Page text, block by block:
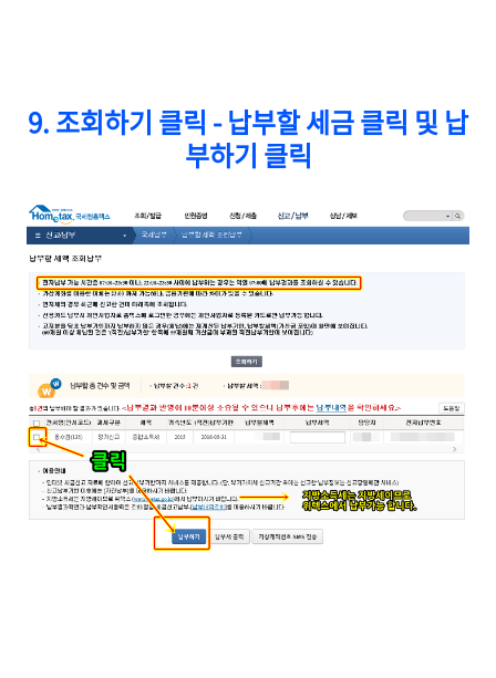
9. 조회하기 클릭 - 납부할 세금 클릭 및 납
부하기 클릭